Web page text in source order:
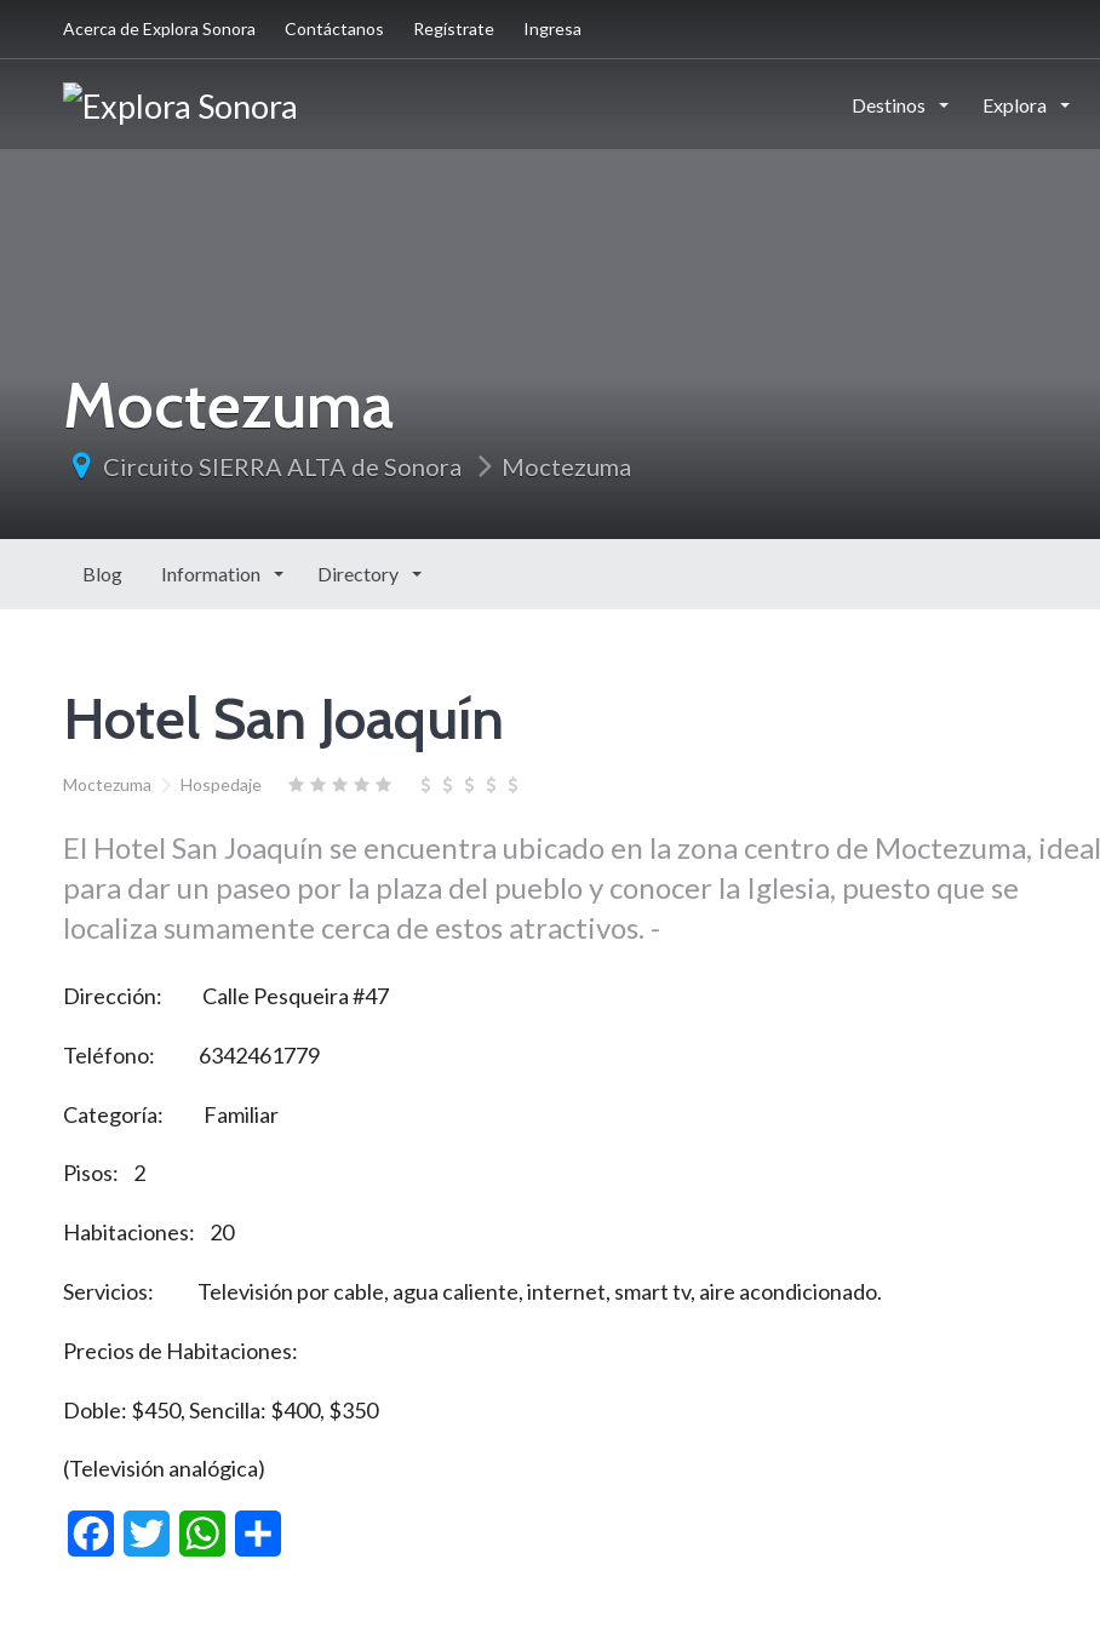
Acerca de Explora Sonora Contáctanos Regístrate Ingresa
Destinos Explora
Moctezuma
Circuito SIERRA ALTA de Sonora Moctezuma
Blog Information Directory
Hotel San Joaquín
Moctezuma Hospedaje
El Hotel San Joaquín se encuentra ubicado en la zona centro de Moctezuma, ideal
para dar un paseo por la plaza del pueblo y conocer la Iglesia, puesto que se
localiza sumamente cerca de estos atractivos. -
Dirección: Calle Pesqueira #47
Teléfono: 6342461779
Categoría: Familiar
Pisos: 2
Habitaciones: 20
Servicios: Televisión por cable, agua caliente, internet, smart tv, aire acondicionado.
Precios de Habitaciones:
Doble: $450, Sencilla: $400, $350
(Televisión analógica)
FacebookTwitter WhatsApp